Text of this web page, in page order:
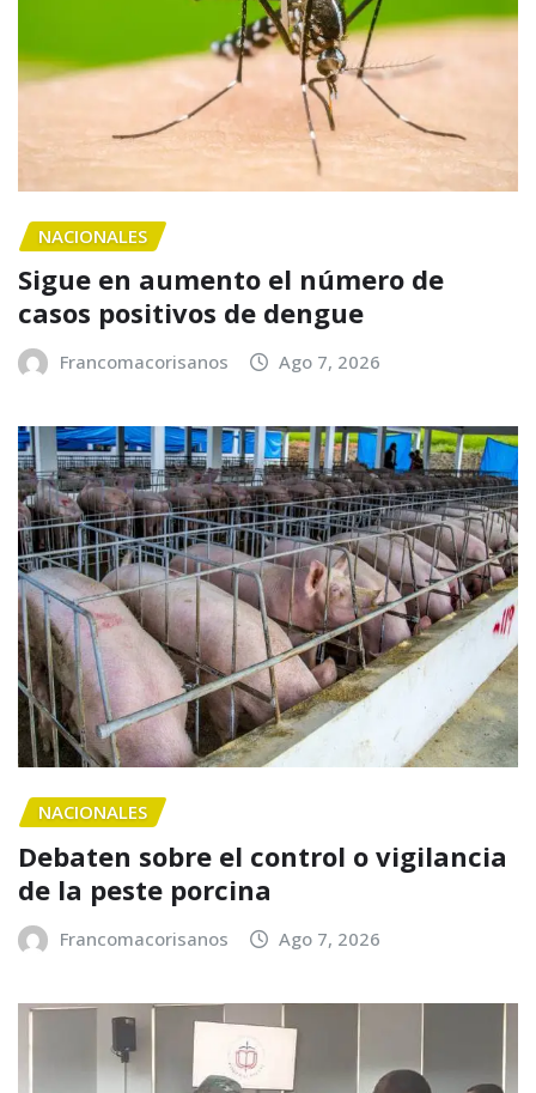
NACIONALES
Sigue en aumento el número de
casos positivos de dengue
Francomacorisanos Ago 7, 2026
NACIONALES
Debaten sobre el control o vigilancia
de la peste porcina
Francomacorisanos Ago 7, 2026